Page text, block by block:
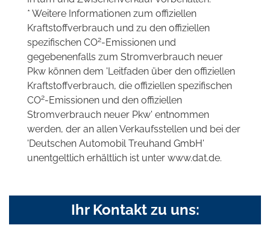
* Weitere Informationen zum offiziellen
Kraftstoffverbrauch und zu den offiziellen
spezifischen CO2-Emissionen und
gegebenenfalls zum Stromverbrauch neuer
Pkw können dem 'Leitfaden über den offiziellen
Kraftstoffverbrauch, die offiziellen spezifischen
CO2-Emissionen und den offiziellen
Stromverbrauch neuer Pkw' entnommen
werden, der an allen Verkaufsstellen und bei der
'Deutschen Automobil Treuhand GmbH'
unentgeltlich erhältlich ist unter www.dat.de.
Ihr Kontakt zu uns: